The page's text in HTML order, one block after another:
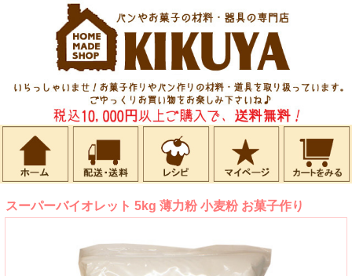
スーパーバイオレット 5kg 薄力粉 小麦粉 お菓子作り